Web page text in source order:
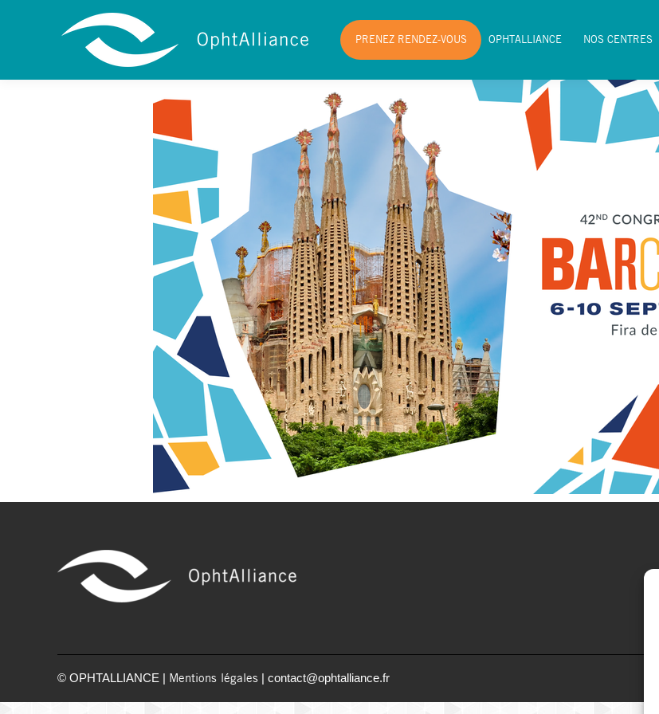
PRENEZ RENDEZ-VOUS OPHTALLIANCE NOS CENTRES
© OPHTALLIANCE | Mentions légales | contact@ophtalliance.fr